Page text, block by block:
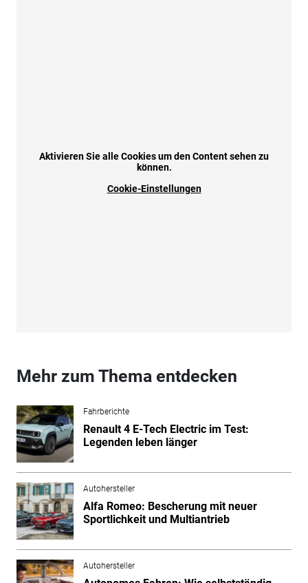
Mehr zum Thema entdecken
Fahrberichte
Renault 4 E-Tech Electric im Test:
Legenden leben länger
Autohersteller
Alfa Romeo: Bescherung mit neuer
Sportlichkeit und Multiantrieb
Autohersteller